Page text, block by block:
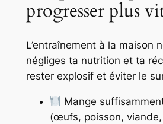
progresser plus
L’entraînement à la maison
négliges ta nutrition et ta
rester explosif et éviter le
Mange
(œufs, poisson,